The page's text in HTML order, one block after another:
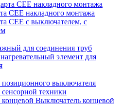
СЕЕ накладного монтажа
СЕЕ с выключателем, с
для соединения труб
элемент для
позиционного выключателя
техники
Выключатель концевой